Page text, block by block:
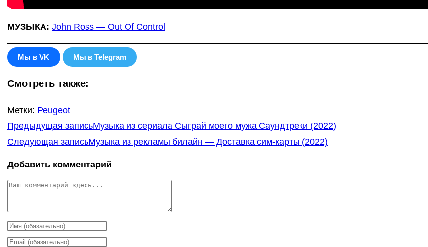
МУЗЫКА: John Ross — Out Of Control
Мы в VK Мы в Telegram
Смотреть также:
Метки: Peugeot
Еще
статьи
Предыдущая записьМузыка из сериала Сыграй моего мужа Саундтреки (2022)
Следующая записьМузыка из рекламы билайн — Доставка сим-карты (2022)
Добавить комментарий
Комментарий
Введите
свое
Введите